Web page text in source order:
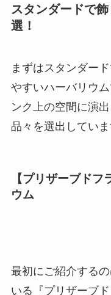
スタンダードで
選！
まずはスタンダー
やすいハーバリウ
ンク上の空間に演
品々を選出していま
【プリザーブド
ウム
最初にご紹介する
いる『プリザーブ